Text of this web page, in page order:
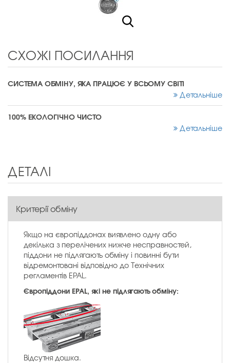
СХОЖІ ПОСИЛАННЯ
СИСТЕМА ОБМІНУ, ЯКА ПРАЦЮЄ У ВСЬОМУ СВІТІ
Детальніше
100% ЕКОЛОГІЧНО ЧИСТО
Детальніше
ДЕТАЛІ
Критерії обміну
Якщо на європіддонах виявлено одну або
декілька з перелічених нижче несправностей,
піддони не підлягають обміну і повинні бути
відремонтовані відповідно до Технічних
регламентів EPAL.
Європіддони EPAL, які не підлягають обміну:
Відсутня дошка.